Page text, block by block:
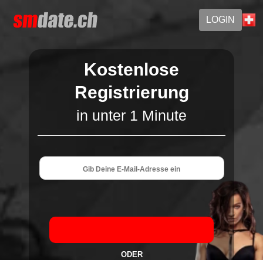
LOGIN
Kostenlose
Registrierung
in unter 1 Minute
ODER